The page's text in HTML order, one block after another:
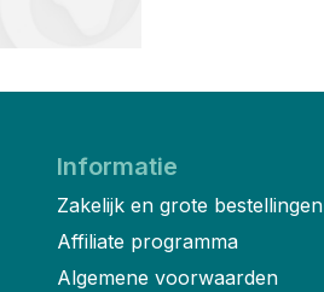
Informatie
Zakelijk en grote bestellingen
Affiliate programma
Algemene voorwaarden